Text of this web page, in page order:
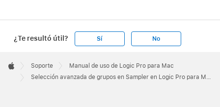
En la vista de grupo, mantén pulsada la tecla
Control y haz clic en la parte superior de
¿Te resultó útil? Sí No
Footer

Apple
Soporte
Manual de uso de Logic Pro para Mac
Selección avanzada de grupos en Sampler en Logic Pro para Mac